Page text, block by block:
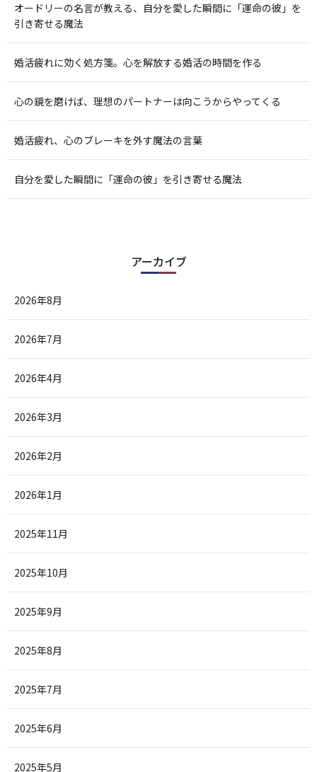
オードリーの名言が教える、自分を愛した瞬間に「運命の彼」を
引き寄せる魔法
婚活疲れに効く処方箋。心を解放する婚活の時間を作る
心の鏡を磨けば、理想のパートナーは向こうからやってくる
婚活疲れ、心のブレーキを外す魔法の言葉
自分を愛した瞬間に「運命の彼」を引き寄せる魔法
アーカイブ
2026年8月
2026年7月
2026年4月
2026年3月
2026年2月
2026年1月
2025年11月
2025年10月
2025年9月
2025年8月
2025年7月
2025年6月
2025年5月